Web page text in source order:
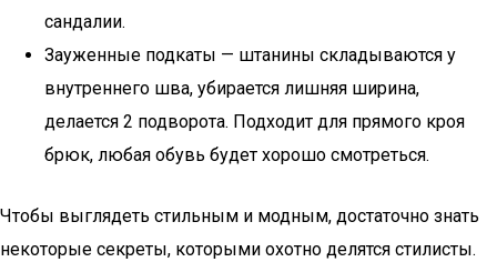
сандалии.
Зауженные подкаты — штанины складываются у
внутреннего шва, убирается лишняя ширина,
делается 2 подворота. Подходит для прямого кроя
брюк, любая обувь будет хорошо смотреться.
Чтобы выглядеть стильным и модным, достаточно знать
некоторые секреты, которыми охотно делятся стилисты.